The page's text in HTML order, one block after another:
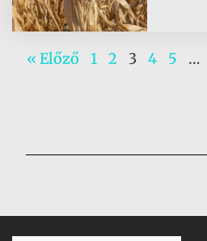
« Előző 1 2 3 4 5 …